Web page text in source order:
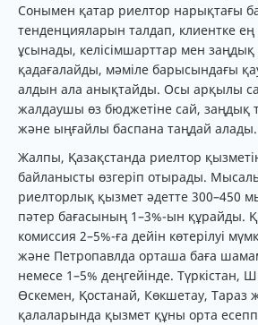
Сонымен қатар риелтор нарықтағы
тенденцияларын талдап, клиентке ең
ұсынады, келісімшарттар мен
қадағалайды, мәміле барысындағы
алдын ала анықтайды. Осы арқылы
жалдаушы өз бюджетіне сай, заңдық
және ыңғайлы баспана таңдай алады.
Жалпы, Қазақстанда риелтор
байланысты өзгеріп отырады.
риелторлық қызмет әдетте 300–450
пәтер бағасының 1–3%-ын құрайды.
комиссия 2–5%-ға дейін көтерілуі
және Петропавлда орташа баға
немесе 1–5% деңгейінде. Түркістан,
Өскемен, Қостанай, Көкшетау, Тараз
қалаларында қызмет құны орта